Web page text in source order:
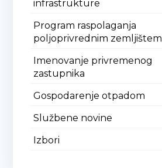
infrastrukture
Program raspolaganja
poljoprivrednim zemljištem
Imenovanje privremenog
zastupnika
Gospodarenje otpadom
Službene novine
Izbori